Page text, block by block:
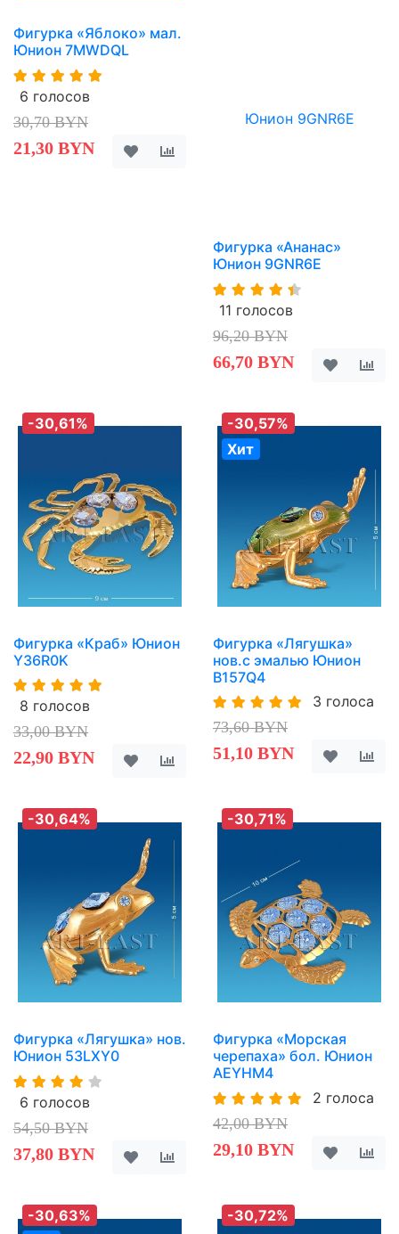
Фигурка «Яблоко» мал.
Юнион 7MWDQL
6 голосов
30,70 BYN
21,30 BYN
Фигурка «Ананас»
Юнион 9GNR6E
11 голосов
96,20 BYN
66,70 BYN
-30,61%
Фигурка «Краб» Юнион
Y36R0K
8 голосов
33,00 BYN
22,90 BYN
-30,57%
Хит
Фигурка «Лягушка»
нов.с эмалью Юнион
B157Q4
3 голоса
73,60 BYN
51,10 BYN
-30,64%
Фигурка «Лягушка» нов.
Юнион 53LXY0
6 голосов
54,50 BYN
37,80 BYN
-30,71%
Фигурка «Морская
черепаха» бол. Юнион
AEYHM4
2 голоса
42,00 BYN
29,10 BYN
-30,63%
-30,72%